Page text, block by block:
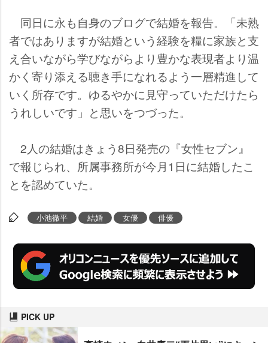
同日に永も自身のブログで結婚を報告。「未熟
者ではありますが結婚という経験を糧に家族と支
え合いながら学びながらより豊かな表現者より温
かく寄り添える聴き手になれるよう一層精進して
いく所存です。ゆるやかに見守っていただけたら
うれしいです」と思いをつづった。
2人の結婚はきょう8日発売の『女性セブン』
で報じられ、所属事務所が今月1日に結婚したこ
とを認めていた。
小池徹平 結婚 女優 俳優
PICK UP